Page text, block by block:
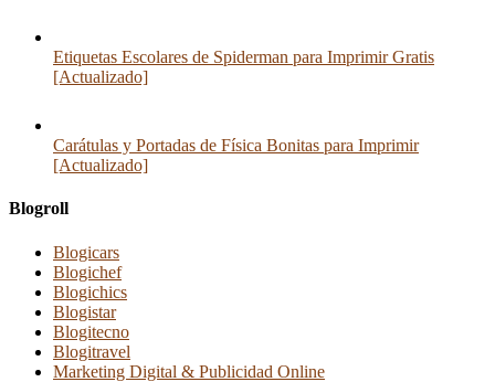
Etiquetas Escolares de Spiderman para Imprimir Gratis
[Actualizado]
Carátulas y Portadas de Física Bonitas para Imprimir
[Actualizado]
Blogroll
Blogicars
Blogichef
Blogichics
Blogistar
Blogitecno
Blogitravel
Marketing Digital & Publicidad Online